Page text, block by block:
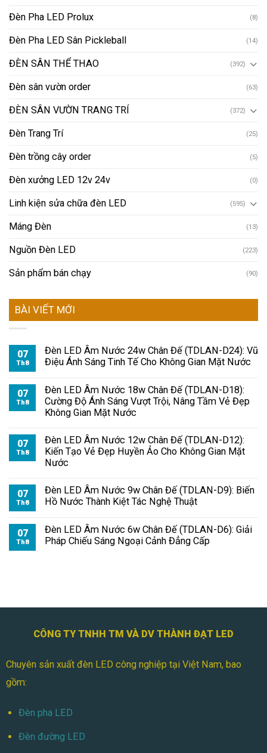
Đèn Pha LED Prolux (8)
Đèn Pha LED Sân Pickleball (14)
ĐÈN SÂN THỂ THAO (392)
Đèn sân vườn order (63)
ĐÈN SÂN VƯỜN TRANG TRÍ (372)
Đèn Trang Trí (25)
Đèn trồng cây order (5)
Đèn xưởng LED 12v 24v (0)
Linh kiện sửa chữa đèn LED (595)
Máng Đèn (13)
Nguồn Đèn LED (223)
Sản phẩm bán chạy (90)
BÀI VIẾT MỚI
07
Th8
Đèn LED Âm Nước 24w Chân Đế (TDLAN-D24): Vũ
Điệu Ánh Sáng Tinh Tế Cho Không Gian Mặt Nước
07
Th8
Đèn LED Âm Nước 18w Chân Đế (TDLAN-D18):
Cường Độ Ánh Sáng Vượt Trội, Nâng Tầm Vẻ Đẹp
Không Gian Mặt Nước
07
Th8
Đèn LED Âm Nước 12w Chân Đế (TDLAN-D12):
Kiến Tạo Vẻ Đẹp Huyền Ảo Cho Không Gian Mặt
Nước
07
Th8
Đèn LED Âm Nước 9w Chân Đế (TDLAN-D9): Biến
Hồ Nước Thành Kiệt Tác Nghệ Thuật
07
Th8
Đèn LED Âm Nước 6w Chân Đế (TDLAN-D6): Giải
Pháp Chiếu Sáng Ngoại Cảnh Đẳng Cấp
CÔNG TY TNHH TM VÀ DV THÀNH ĐẠT LED
Chuyên sản xuất đèn LED công nghiệp tại Việt Nam, bao
gồm:
Đèn pha LED
Đèn đường LED